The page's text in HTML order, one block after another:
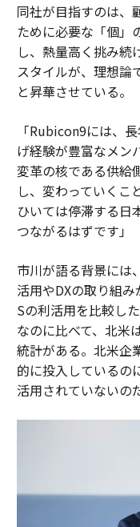
同社が目指すのは、
ために必要な「個」
し、熱量高く挑み続
スタイルが、理想論
と昇華させている。
「Rubicon9には、
げ経験が豊富なメン
変革の核である供給
し、変わっていくこ
ひいては停滞する日
つながるはずです」
市川が語る背景には
活用やDXの取り組
Sの利活用を比較し
なのに比べて、北米
統計がある。北米企
的に投入しているの
活用されていないの